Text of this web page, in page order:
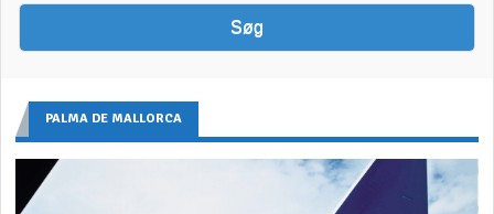
PALMA DE MALLORCA